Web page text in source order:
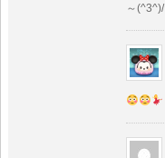
～(^3^)/